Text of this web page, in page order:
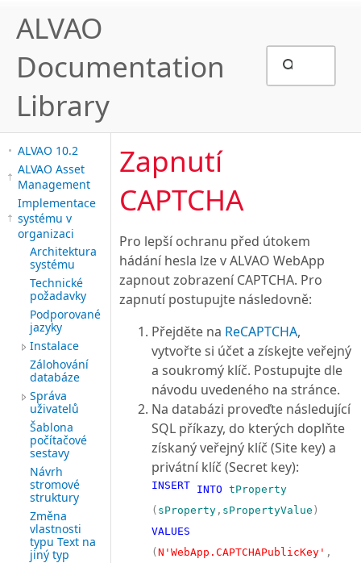
ALVAO
Documentation
Library
ALVAO 10.2
ALVAO Asset
Management
Implementace
systému v
organizaci
Architektura
systému
Technické
požadavky
Podporované
jazyky
Instalace
Zálohování
databáze
Správa
uživatelů
Šablona
počítačové
sestavy
Návrh
stromové
struktury
Změna
vlastnosti
typu Text na
jiný typ
Zapnutí
CAPTCHA
Pro lepší ochranu před útokem
hádání hesla lze v ALVAO WebApp
zapnout zobrazení CAPTCHA. Pro
zapnutí postupujte následovně:
Přejděte na ReCAPTCHA,
vytvořte si účet a získejte veřejný
a soukromý klíč. Postupujte dle
návodu uvedeného na stránce.
Na databázi proveďte následující
SQL příkazy, do kterých doplňte
získaný veřejný klíč (Site key) a
privátní klíč (Secret key):
INSERT INTO tProperty
( sProperty , sPropertyValue )
VALUES
( N'WebApp.CAPTCHAPublicKey' ,